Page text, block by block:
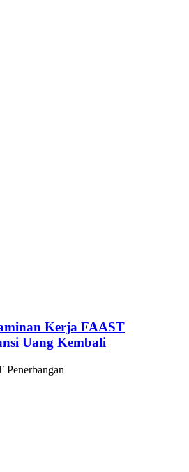
Kerja FAAST
Uang Kembali
Penerbangan